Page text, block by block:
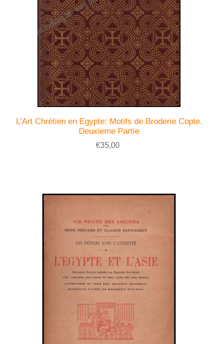
L'Art Chrétien en Egypte: Motifs de Broderie Copte.
Deuxieme Partie
€35,00